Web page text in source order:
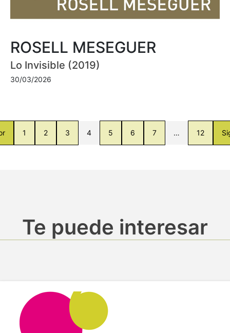
ROSELL MESEGUER
Lo Invisible (2019)
30/03/2026
1 2 3 4 5 6 7 … 12
Te puede interesar